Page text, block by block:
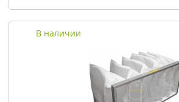
В наличии